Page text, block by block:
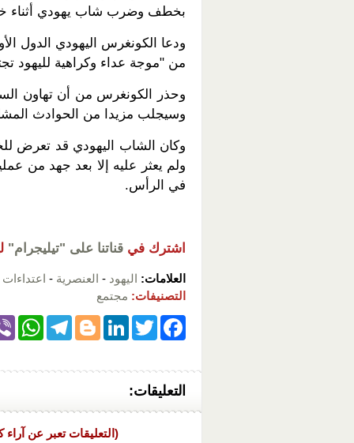
بخطف وضرب شاب يهودي أثناء
ودعا الكونغرس اليهودي الدول
من "موجة عداء وكراهية لليهود
وحذر الكونغرس من أن تهاون
وسيجلب مزيدا من الحوادث
وكان الشاب اليهودي قد تعرض
ولم يعثر عليه إلا بعد جهد من
في الرأس.
اشترك في قناتنا على "تيليجرام"
العلامات: اليهود - العنصرية - اعتداءات
التصنيفات: مجتمع
F
c
e
T
tt
er
Li
k
dI
Bl
g
er
T
e
a
A
التعليقات:
(التعليقات تعبر عن آراء